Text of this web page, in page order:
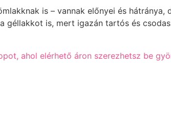
is – vannak előnyei és hátránya,
géllakkot is, mert igazán tartós és
ahol elérhető áron szerezhetsz be